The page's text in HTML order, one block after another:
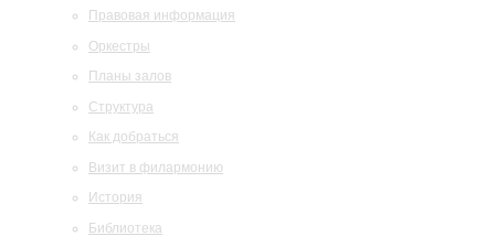
Правовая информация
Оркестры
Планы залов
Структура
Как добраться
Визит в филармонию
История
Библиотека